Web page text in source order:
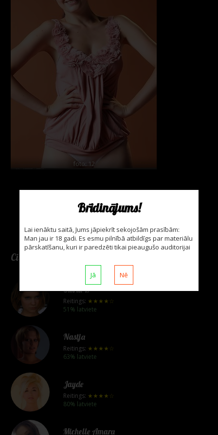
Brīdinājums!
Lai ienāktu saitā, Jums jāpiekrīt sekojošām prasībām:
Man jau ir 18 gadi. Es esmu pilnībā atbildīgs par materiālu
pārskatīšanu, kuri ir paredzēti tikai pieaugušo auditorijai
Jā Nē
foto: 12
Citas modeles
Silvia B
Reitings: ★★★★☆
51% latviete
Nastja
Reitings: ★★★★☆
63% latviete
Jayde
Reitings: ★★★★☆
80% latviete
Michelle Amara